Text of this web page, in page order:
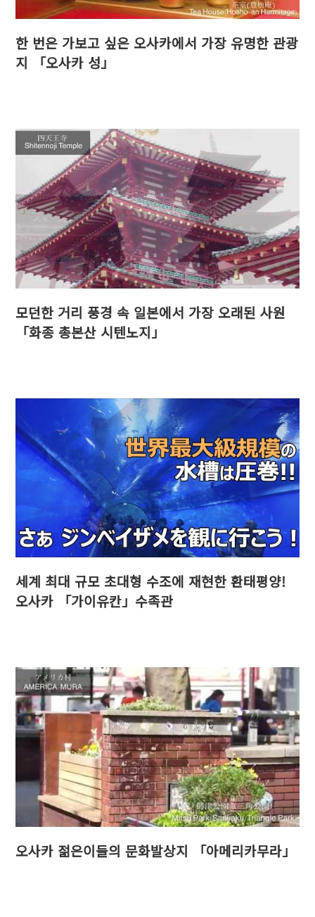
한 번은 가보고 싶은 오사카에서 가장 유명한 관광
지 「오사카 성」
모던한 거리 풍경 속 일본에서 가장 오래된 사원
「화종 총본산 시텐노지」
세계 최대 규모 초대형 수조에 재현한 환태평양!
오사카 「가이유칸」수족관
오사카 젊은이들의 문화발상지 「아메리카무라」